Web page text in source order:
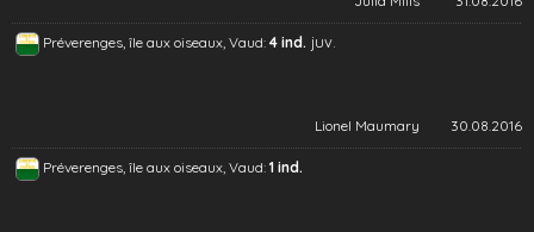
Préverenges, île aux oiseaux, Vaud: 4 ind. juv.
Lionel Maumary 30.08.2016
Préverenges, île aux oiseaux, Vaud: 1 ind.